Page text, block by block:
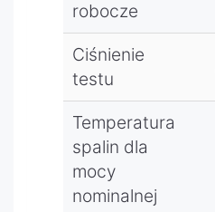
liniowym,
buforem
i
dodatkow
ymi
trzema
zaworami
mieszają
cymi,
robocze
Ciśnienie
testu
Temperatura
spalin dla
mocy
nominalnej